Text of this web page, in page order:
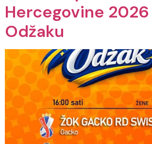
Hercegovine 2026
Odžaku